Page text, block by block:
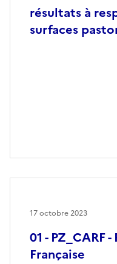
résultats à
surfaces
01 - PZ_CARF
Française
17 octobre 2023